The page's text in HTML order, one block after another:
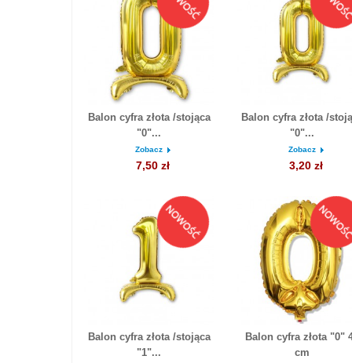
Balon cyfra złota /stojąca
"0"...
Zobacz
7,50 zł
Balon cyfra złota /
"0"...
Zobacz
3,20 zł
Balon cyfra złota /stojąca
"1"...
Balon cyfra złota "0"
cm